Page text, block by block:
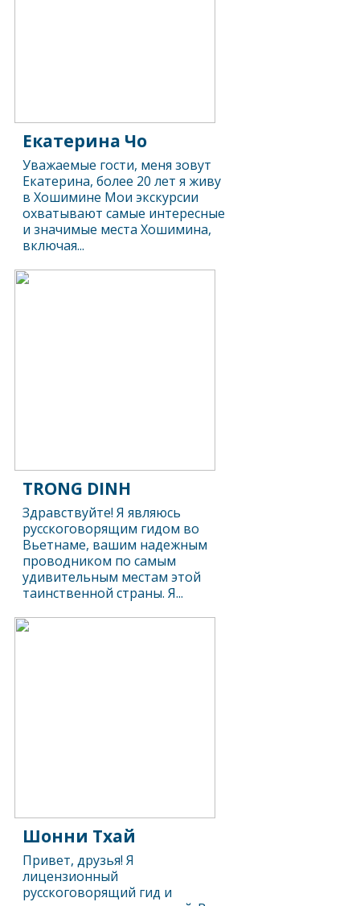
Екатерина Чо
Уважаемые гости, меня зовут
Екатерина, более 20 лет я живу
в Хошимине Мои экскурсии
охватывают самые интересные
и значимые места Хошимина,
включая...
TRONG DINH
Здравствуйте! Я являюсь
русскоговорящим гидом во
Вьетнаме, вашим надежным
проводником по самым
удивительным местам этой
таинственной страны. Я...
Шонни Тхай
Привет, друзья! Я
лицензионный
русскоговорящий гид и